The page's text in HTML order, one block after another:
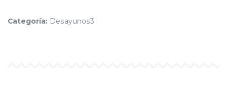
Categoría: Desayunos3